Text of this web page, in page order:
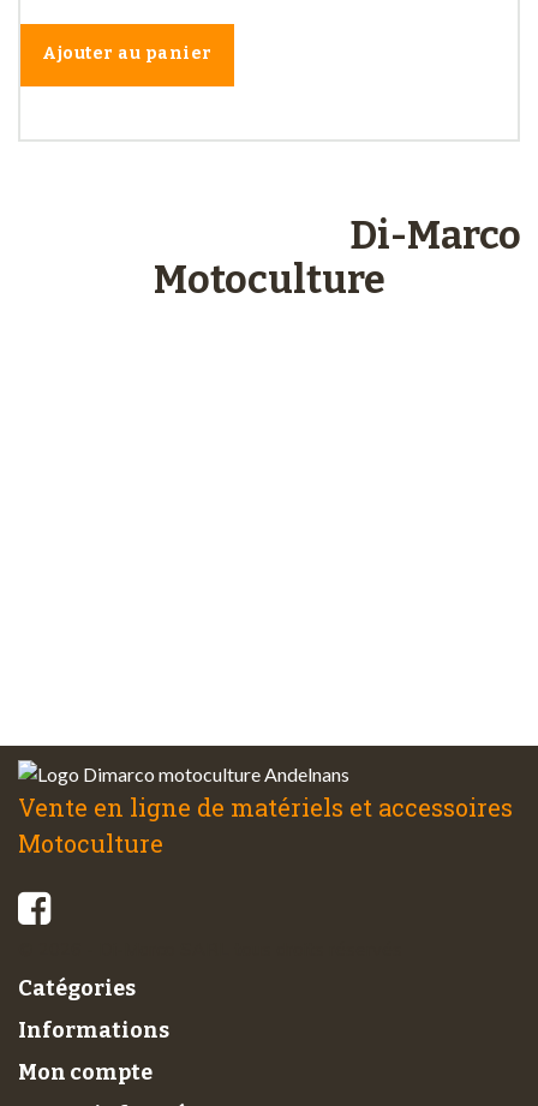
Ajouter au panier
Di-Marco
Motoculture
Vente en ligne de matériels et accessoires
Motoculture
Catégories
Informations
Mon compte